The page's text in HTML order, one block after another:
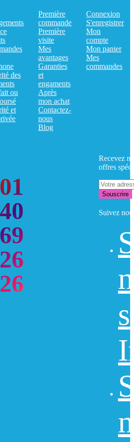
des
ou
et
Première
commande
Première
visite
Mes
avantages
Garanties
et
engaments
Après
mon achat
Contactez-
nous
Blog
Connexion
S'enregistrer
Mon
compte
Mon panier
Mes
commandes
01
40
69
26
26
Recevez
offres
Souscrire
Suivez